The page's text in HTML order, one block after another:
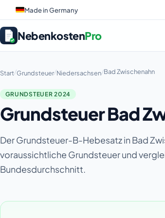
Made in Germany
NebenkostenPro
Start/Grundsteuer/Niedersachsen/Bad Zwischenahn
GRUNDSTEUER 2024
Grundsteuer Bad
Der Grundsteuer-B-Hebesatz in Bad
voraussichtliche Grundsteuer und
Bundesdurchschnitt.